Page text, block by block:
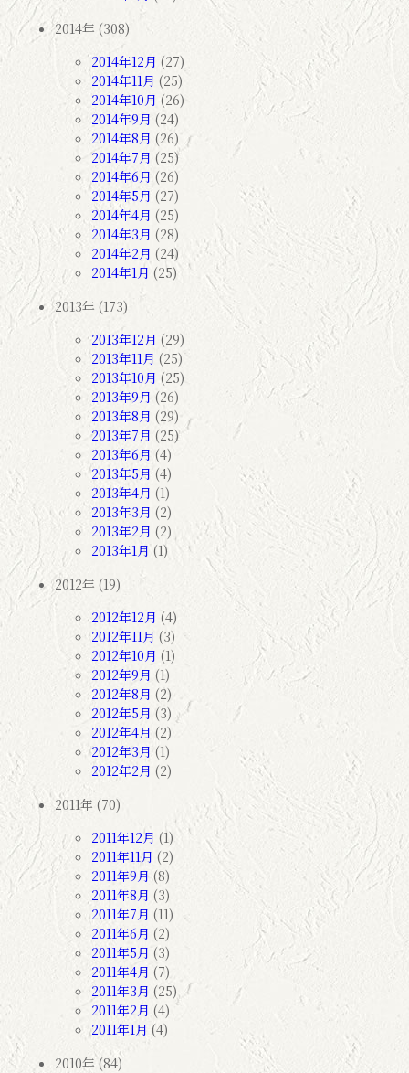
2014年 (308)
2014年12月 (27)
2014年11月 (25)
2014年10月 (26)
2014年9月 (24)
2014年8月 (26)
2014年7月 (25)
2014年6月 (26)
2014年5月 (27)
2014年4月 (25)
2014年3月 (28)
2014年2月 (24)
2014年1月 (25)
2013年 (173)
2013年12月 (29)
2013年11月 (25)
2013年10月 (25)
2013年9月 (26)
2013年8月 (29)
2013年7月 (25)
2013年6月 (4)
2013年5月 (4)
2013年4月 (1)
2013年3月 (2)
2013年2月 (2)
2013年1月 (1)
2012年 (19)
2012年12月 (4)
2012年11月 (3)
2012年10月 (1)
2012年9月 (1)
2012年8月 (2)
2012年5月 (3)
2012年4月 (2)
2012年3月 (1)
2012年2月 (2)
2011年 (70)
2011年12月 (1)
2011年11月 (2)
2011年9月 (8)
2011年8月 (3)
2011年7月 (11)
2011年6月 (2)
2011年5月 (3)
2011年4月 (7)
2011年3月 (25)
2011年2月 (4)
2011年1月 (4)
2010年 (84)